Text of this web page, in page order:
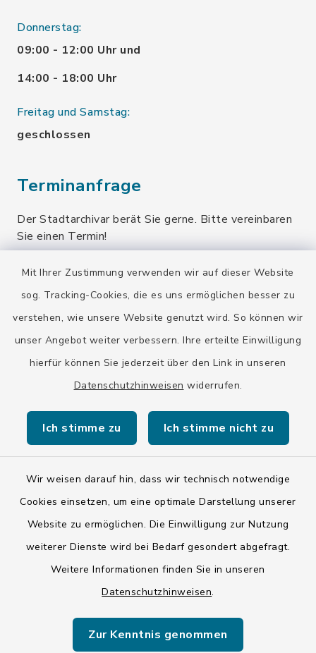
Mit Ihrer Zustimmung verwenden wir auf dieser Website
sog. Tracking-Cookies, die es uns ermöglichen besser zu
verstehen, wie unsere Website genutzt wird. So können wir
unser Angebot weiter verbessern. Ihre erteilte Einwilligung
hierfür können Sie jederzeit über den Link in unseren
Datenschutzhinweisen widerrufen.
Ich stimme zu Ich stimme nicht zu
Wir weisen darauf hin, dass wir technisch notwendige
Cookies einsetzen, um eine optimale Darstellung unserer
Website zu ermöglichen. Die Einwilligung zur Nutzung
weiterer Dienste wird bei Bedarf gesondert abgefragt.
Weitere Informationen finden Sie in unseren
Datenschutzhinweisen.
Zur Kenntnis genommen
Donnerstag:
09:00 - 12:00 Uhr und
14:00 - 18:00 Uhr
Freitag und Samstag:
geschlossen
Terminanfrage
Der Stadtarchivar berät Sie gerne. Bitte vereinbaren
Sie einen Termin!
Terminanfrage senden
Quicklinks
Stadt Wolfratshausen
Barrierefreiheit
Datenschutz
ISIS 12